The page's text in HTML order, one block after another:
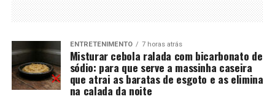
ENTRETENIMENTO 7 horas atrás
Misturar cebola ralada com bicarbonato de
sódio: para que serve a massinha caseira
que atrai as baratas de esgoto e as elimina
na calada da noite